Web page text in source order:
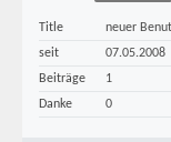
Title
neuer
seit
07.05.2008
Beiträge
1
Danke
0